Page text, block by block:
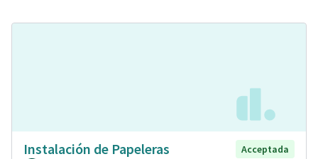
Instalación de Papeleras
Acceptada